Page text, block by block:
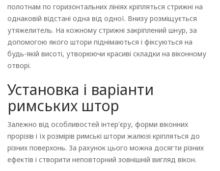
полотнам по горизонтальних лініях кріпляться стрижні на
однаковій відстані одна від одної. Внизу розміщується
утяжелитель. На кожному стрижні закріплений шнур, за
допомогою якого штори піднімаються і фіксуються на
будь-якій висоті, утворюючи красиві складки на віконному
отворі.
Установка і варіанти
римських штор
Залежно від особливостей інтер'єру, форми віконних
прорізів і їх розмірів римські штори жалюзі кріпляться до
різних поверхонь. За рахунок цього можна досягти різних
ефектів і створити неповторний зовнішній вигляд вікон.